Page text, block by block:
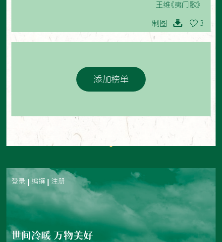
王维《夷门歌》
制图 3
添加榜单
登录 编撰 注册
世间冷暖 万物美好